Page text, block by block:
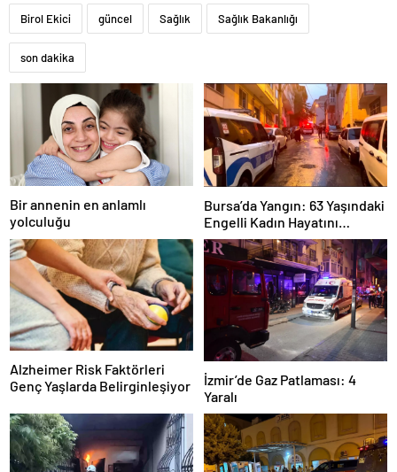
Birol Ekici güncel Sağlık Sağlık Bakanlığı
son dakika
Bir annenin en anlamlı
yolculuğu
Bursa’da Yangın: 63 Yaşındaki
Engelli Kadın Hayatını
Kaybetti
Alzheimer Risk Faktörleri
Genç Yaşlarda Belirginleşiyor
İzmir’de Gaz Patlaması: 4
Yaralı